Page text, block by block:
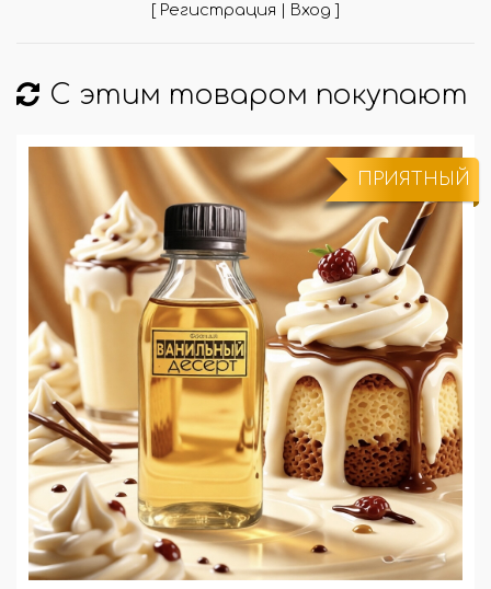
[ Регистрация | Вход ]
С этим товаром покупают
ПРИЯТНЫЙ